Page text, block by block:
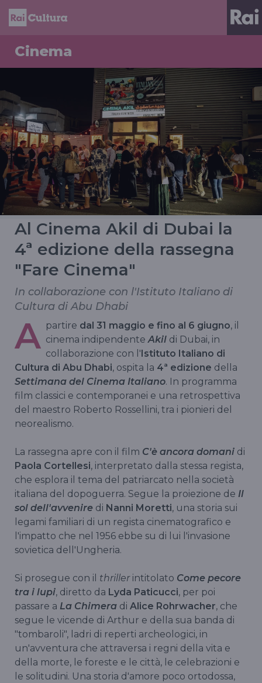
Cinema
Al Cinema Akil di Dubai la
4ª edizione della rassegna
"Fare Cinema"
In collaborazione con l'Istituto Italiano di
Cultura di Abu Dhabi
A partire dal 31 maggio e fino al 6 giugno, il
cinema indipendenteAkil di Dubai, in
collaborazione con l' Istituto Italiano di
Cultura di Abu Dhabi, ospita la 4ª edizione della
Settimana del Cinema Italiano. In programma
film classici e contemporanei e una retrospettiva
del maestro Roberto Rossellini, tra i pionieri del
neorealismo.
La rassegna apre con il film C'è ancora domani di
Paola Cortellesi, interpretato dalla stessa regista,
che esplora il tema del patriarcato nella società
italiana del dopoguerra. Segue la proiezione de Il
sol dell'avvenire di Nanni Moretti, una storia sui
legami familiari di un regista cinematografico e
l'impatto che nel 1956 ebbe su di lui l'invasione
sovietica dell'Ungheria.
Si prosegue con il thrillerintitolato Come pecore
tra i lupi, diretto da Lyda Paticucci, per poi
passare a La Chimera di Alice Rohrwacher, che
segue le vicende di Arthur e della sua banda di
"tombaroli", ladri di reperti archeologici, in
un'avventura che attraversa i regni della vita e
della morte, le foreste e le città, le celebrazioni e
le solitudini. Una storia d'amore poco ortodossa,